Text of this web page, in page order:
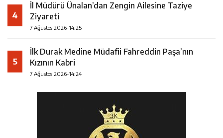
4
İl Müdürü Ünalan’dan Zengin Ailesine Taziye
Ziyareti
7 Ağustos 2026-14:25
5
İlk Durak Medine Müdafii Fahreddin Paşa’nın
Kızının Kabri
7 Ağustos 2026-14:24